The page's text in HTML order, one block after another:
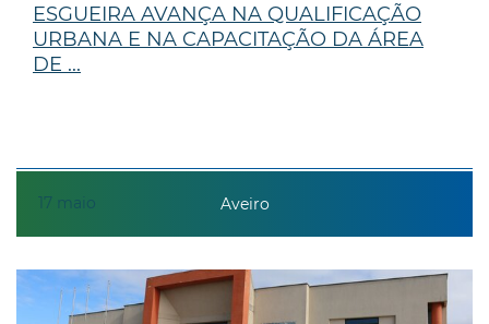
17 maio
ESGUEIRA AVANÇA NA QUALIFICAÇÃO
URBANA E NA CAPACITAÇÃO DA ÁREA
DE ...
Aveiro